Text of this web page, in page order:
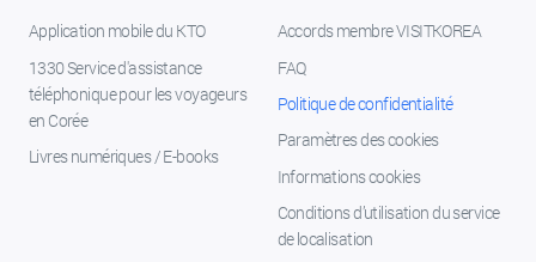
Application mobile du KTO
1330 Service d'assistance
téléphonique pour les voyageurs
en Corée
Livres numériques / E-books
Accords membre VISITKOREA
FAQ
Politique de confidentialité
Paramètres des cookies
Informations cookies
Conditions d’utilisation du service
de localisation